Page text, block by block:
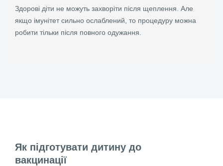
Здорові діти не можуть захворіти після щеплення. Але
якщо імунітет сильно ослаблений, то процедуру можна
робити тільки після повного одужання.
Як підготувати дитину до
вакцинації